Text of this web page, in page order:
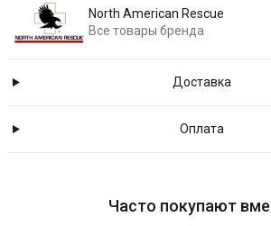
North American Rescue
Все товары бренда
Доставка
Оплата
Часто покупают